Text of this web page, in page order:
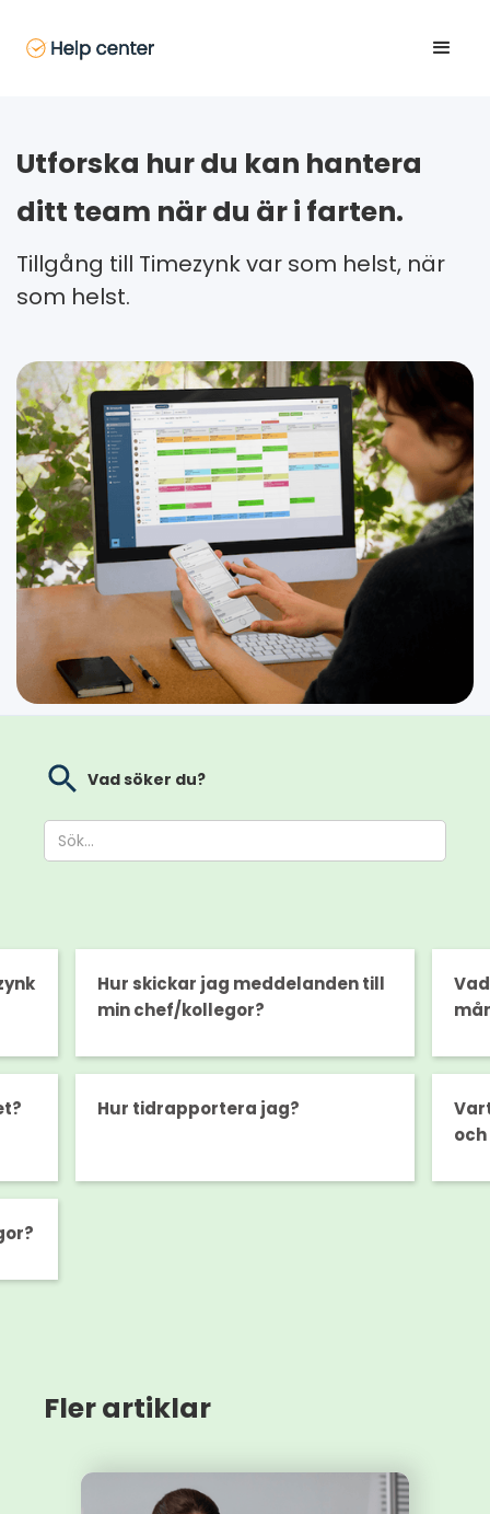
Utforska hur du kan hantera
ditt team när du är i farten.
Tillgång till Timezynk var som helst, när
som helst.
Vad söker du?
Hur skickar jag meddelanden till
min chef/kollegor?
Hur tidrapportera jag?
Fler artiklar